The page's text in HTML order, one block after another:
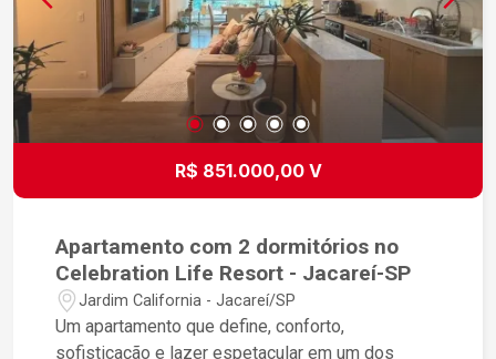
R$ 851.000,00 V
Apartamento com 2 dormitórios no
Celebration Life Resort - Jacareí-SP
Jardim California - Jacareí/SP
Um apartamento que define, conforto,
sofisticação e lazer espetacular em um dos